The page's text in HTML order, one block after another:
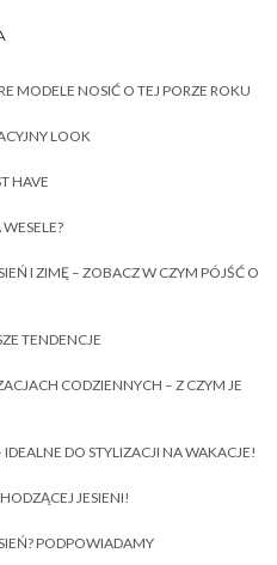
MODELE NOSIĆ O TEJ PORZE ROKU
LOOK
HAVE
I ZIMĘ – ZOBACZ W CZYM PÓJŚĆ O
TENDENCJE
CODZIENNYCH – Z CZYM JE
DO STYLIZACJI NA WAKACJE!
JESIENI!
PODPOWIADAMY